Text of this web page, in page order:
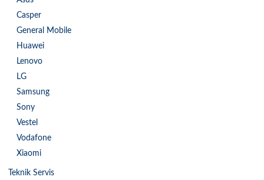
Casper
General Mobile
Huawei
Lenovo
LG
Samsung
Sony
Vestel
Vodafone
Xiaomi
Teknik Servis